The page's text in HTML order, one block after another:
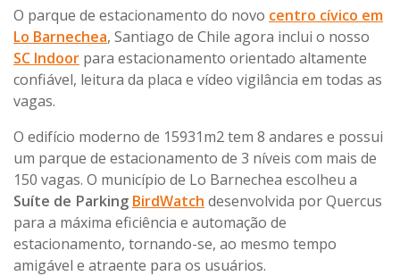
O parque de estacionamento do novo centro cívico em
Lo Barnechea, Santiago de Chile agora inclui o nosso
SC Indoor para estacionamento orientado altamente
confiável, leitura da placa e vídeo vigilância em todas as
vagas.
O edifício moderno de 15931m2 tem 8 andares e possui
um parque de estacionamento de 3 níveis com mais de
150 vagas. O município de Lo Barnechea escolheu a
Suíte de Parking BirdWatch desenvolvida por Quercus
para a máxima eficiência e automação de
estacionamento, tornando-se, ao mesmo tempo
amigável e atraente para os usuários.